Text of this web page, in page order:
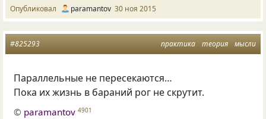
Опубликовал paramantov 30 ноя 2015
практика теория мысли
#825293
Параллельные не пересекаются…
Пока их жизнь в бараний рог не скрутит.
© paramantov 4901